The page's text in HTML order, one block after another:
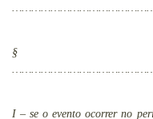
§
I – se o evento ocorrer no